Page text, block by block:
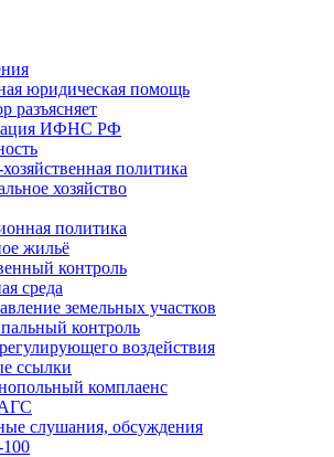
юридическая помощь
разъясняет
ИФНС РФ
политика
хозяйство
политика
жильё
контроль
среда
земельных участков
контроль
воздействия
ссылки
комплаенс
слушания, обсуждения
100